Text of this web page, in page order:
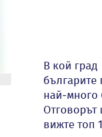
В кой град
българите
най-много
вижте топ